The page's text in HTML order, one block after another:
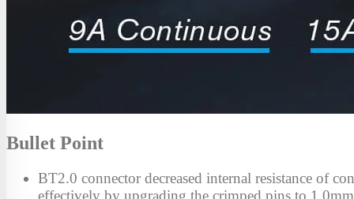
Bullet Point
BT2.0 connector decreased internal resistance of
effectively by upgrading the crimped pins to